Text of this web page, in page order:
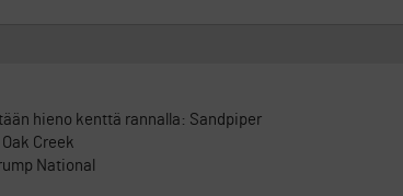
hieno kenttä rannalla: Sandpiper
Creek
National